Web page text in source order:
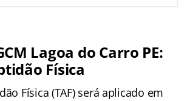
Lagoa do Carro PE:
Física
Física (TAF) será aplicado em